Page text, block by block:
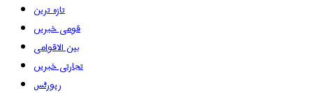
تازہ ترین
قومی خبریں
بین الاقوامی
تجارتی خبریں
رپورٹس